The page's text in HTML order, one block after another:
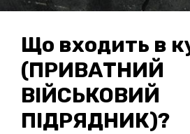
Що входить в
(ПРИВАТНИЙ
ВІЙСЬКОВИЙ
ПІДРЯДНИК)?